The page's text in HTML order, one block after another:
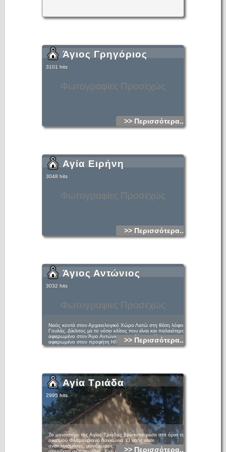
Φωτογραφίες Προσεχώς
Άγιος Γρηγόριος
3101 hits
>> Περισσότερα...
Φωτογραφίες Προσεχώς
Αγία Ειρήνη
3048 hits
>> Περισσότερα...
Φωτογραφίες Προσεχώς
Άγιος Αντώνιος
3032 hits
Ναός κοντά στον Αρχαιολογικό Χώρο Λατώ στη θέση λόφος
Γουλάς. Δίκλιτος με το νότιο κλίτος που είναι και παλαιότερο
αφιερωμένο στον Άγιο Αντώνιο και το βόρειο κλίτος
αφιερωμένο στον προφήτη Ηλία.
>> Περισσότερα...
Αγία Τριάδα
2995 hits
Το μοναστήρι της Αγίας Τριάδας βρίσκεται μέσα στα όρια του
οικισμού Φλαμουριανά Λακκώνια. Ο ναός είναι
ανακαινισμένος, μονόχωρος, καμαροσκέπαστος και
>> Περισσότερα...